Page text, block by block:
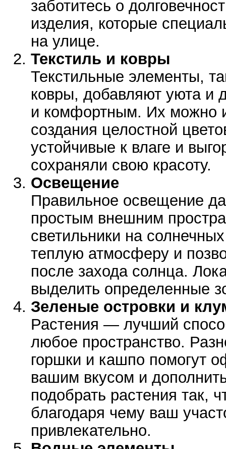
заботитесь о
изделия, которые
на улице.
Текстиль и ковры
Текстильные элементы,
ковры, добавляют уюта и
и комфортным. Их можно
создания целостной
устойчивые к влаге и
сохраняли свою красоту.
Освещение
Правильное освещение
простым внешним
светильники на
теплую атмосферу и
после захода солнца.
выделить определенные
Зеленые островки и
Растения — лучший
любое пространство.
горшки и кашпо помогут
вашим вкусом и
подобрать растения так,
благодаря чему ваш
привлекательно.